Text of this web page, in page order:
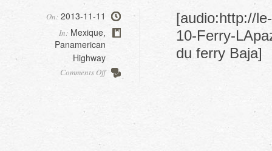
On: 2013-11-11
In: Mexique
Panamerican
Highway
Comments Offon
[audio:http://
10-Ferry-
du ferry Baja]